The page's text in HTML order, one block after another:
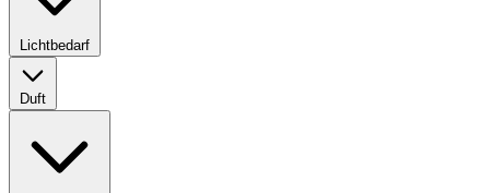
Lichtbedarf
Duft